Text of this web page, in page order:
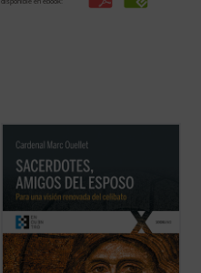
Obispos reflexiona sobre la renovación
sacerdotal en unos tiempos en los que «los
escándalos, las humillaciones y el desgaste
han sumido al clero en un estado de
vulnerabilidad, si no de desconcierto, ...